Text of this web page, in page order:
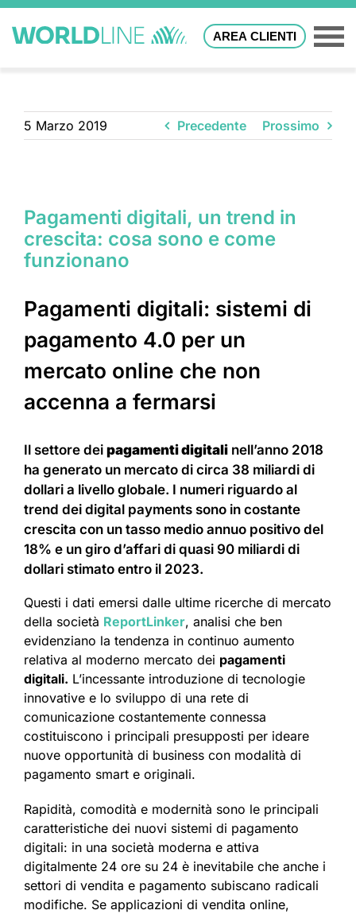
AREA CLIENTI
5 Marzo 2019 Precedente Prossimo
Pagamenti digitali, un trend in
crescita: cosa sono e come
funzionano
Pagamenti digitali: sistemi di
pagamento 4.0 per un
mercato online che non
accenna a fermarsi
Il settore dei pagamenti digitali nell’anno 2018
ha generato un mercato di circa 38 miliardi di
dollari a livello globale. I numeri riguardo al
trend dei digital payments sono in costante
crescita con un tasso medio annuo positivo del
18% e un giro d’affari di quasi 90 miliardi di
dollari stimato entro il 2023.
Questi i dati emersi dalle ultime ricerche di mercato
della società ReportLinker, analisi che ben
evidenziano la tendenza in continuo aumento
relativa al moderno mercato dei pagamenti
digitali. L’incessante introduzione di tecnologie
innovative e lo sviluppo di una rete di
comunicazione costantemente connessa
costituiscono i principali presupposti per ideare
nuove opportunità di business con modalità di
pagamento smart e originali.
Rapidità, comodità e modernità sono le principali
caratteristiche dei nuovi sistemi di pagamento
digitali: in una società moderna e attiva
digitalmente 24 ore su 24 è inevitabile che anche i
settori di vendita e pagamento subiscano radicali
modifiche. Se applicazioni di vendita online,